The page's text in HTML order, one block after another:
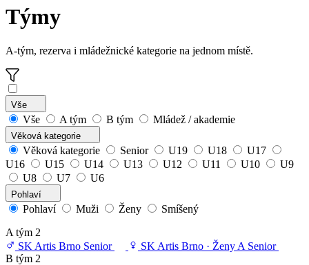
Týmy
A-tým, rezerva i mládežnické kategorie na jednom místě.
Vše
Vše A tým B tým Mládež / akademie
Věková kategorie
Věková kategorie Senior U19 U18
U17
U16
U15 U14 U13 U12 U11 U10
U9
U8
U7 U6
Pohlaví
Pohlaví Muži Ženy
Smíšený
A tým 2
SK Artis Brno Senior SK Artis Brno · Ženy A Senior
B tým 2